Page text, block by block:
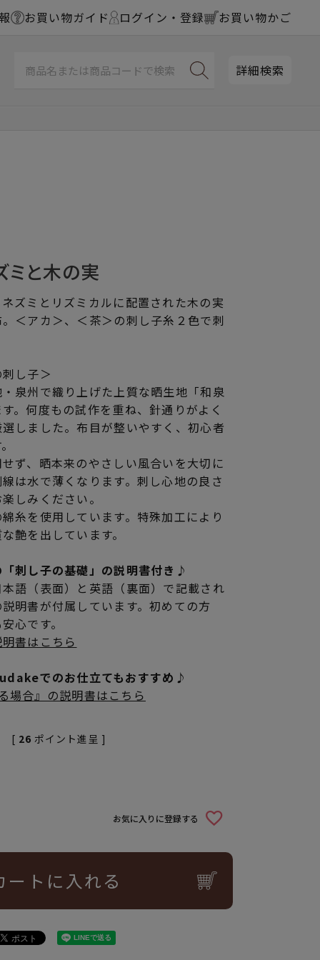
お買い物ガイド ログイン・登録 お買い物かご
詳細検索
ミと木の実
ズミとリズミカルに配置された木の実
＜アカ＞、＜茶＞の刺し子糸２色で刺
し子＞
泉州で織り上げた上質な晒生地「和泉
。何度もの試作を重ね、針通りがよく
しました。布目が整いやすく、初心者
ず、晒本来のやさしい風合いを大切に
は水で薄くなります。刺し心地の良さ
しみください。
糸を使用しています。特殊加工により
艶を出しています。
刺し子の基礎」の説明書付き♪
語（表面）と英語（裏面）で記載され
明書が付属しています。初めての方
心です。
書はこちら
でのお仕立てもおすすめ♪
場合』の説明書はこちら
[ 26 ポイント進呈 ]
お気に入りに登録する
ートに入れる